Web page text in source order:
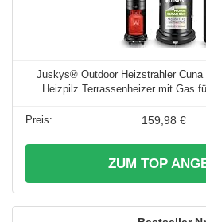
Juskys® Outdoor Heizstrahler Cuna
Heizpilz Terrassenheizer mit Gas
159,98 €
ZUM TOP